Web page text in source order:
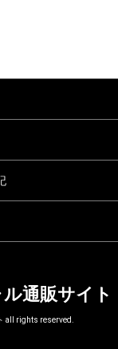
通販サイト
all rights reserved.